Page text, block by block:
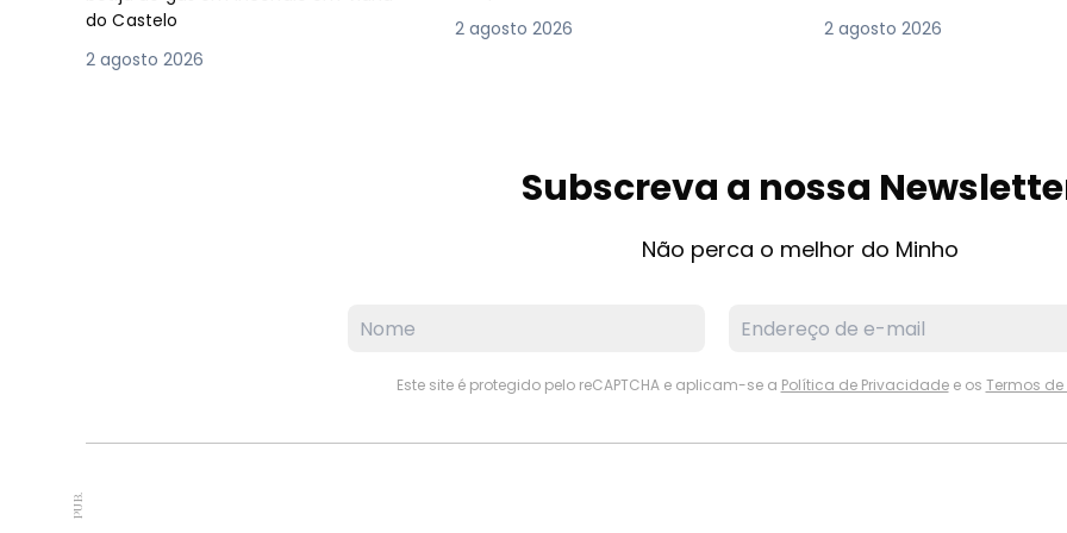
do Castelo
2 agosto 2026
2 agosto 2026
2 agosto 2026
Subscreva a nossa
Não perca o melhor do Minho
Este site é protegido pelo reCAPTCHA e aplicam-se a Política de Privacidadee os Termos de
PUB.